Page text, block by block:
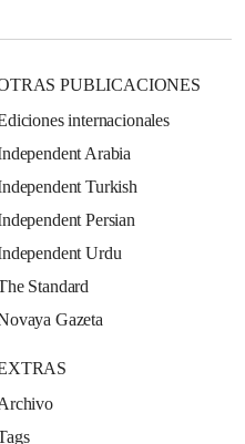
PUBLICACIONES
internacionales
Arabia
Turkish
Persian
Urdu
Standard
Gazeta